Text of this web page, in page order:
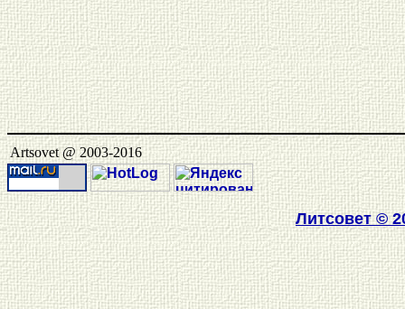
Artsovet @ 2003-2016
Литсовет©